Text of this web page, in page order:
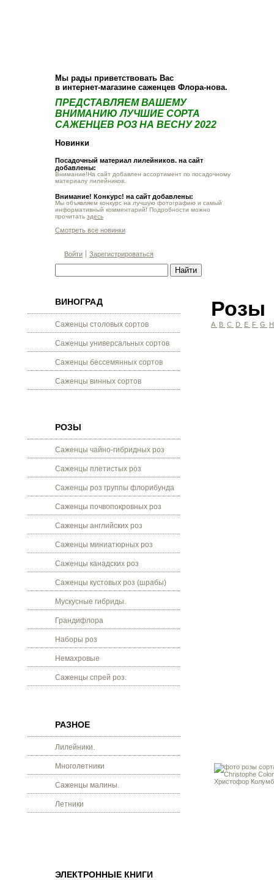
Мы рады приветствовать Вас
в интернет-магазине саженцев Флора-нова.
ПРЕДСТАВЛЯЕМ ВАШЕМУ
ВНИМАНИЮ ЛУЧШИЕ СОРТА
САЖЕНЦЕВ РОЗ НА ВЕСНУ 2022
Новинки
Посадочный материал лилейников. на сайт
добавлены:
Внимание!На сайт добавлен ассортимент по посадочному
материалу лилейников.
Внимание! Конкурс! на сайт добавлены:
Мы объявляем конкурс на лучшую фотографию и самый
информативный комментарий! Подробности можно
прочитать здесь
Смотреть все новинки
Войти Зарегистрироваться
ВИНОГРАД
Саженцы столовых сортов
Саженцы универсальных сортов
Саженцы бессемянных сортов
Саженцы винных сортов
РОЗЫ
Саженцы чайно-гибридных роз
Саженцы плетистых роз
Саженцы роз группы флорибунда
Саженцы почвопокровных роз
Саженцы английских роз
Саженцы миниатюрных роз
Саженцы канадских роз
Саженцы кустовых роз (шрабы)
Мускусные гибриды.
Грандифлора
Наборы роз
Немахровые
Саженцы спрей роз.
РАЗНОЕ
Лилейники.
Многолетники
Саженцы малины.
Летники
ЭЛЕКТРОННЫЕ КНИГИ
Розы
A B C D E F G